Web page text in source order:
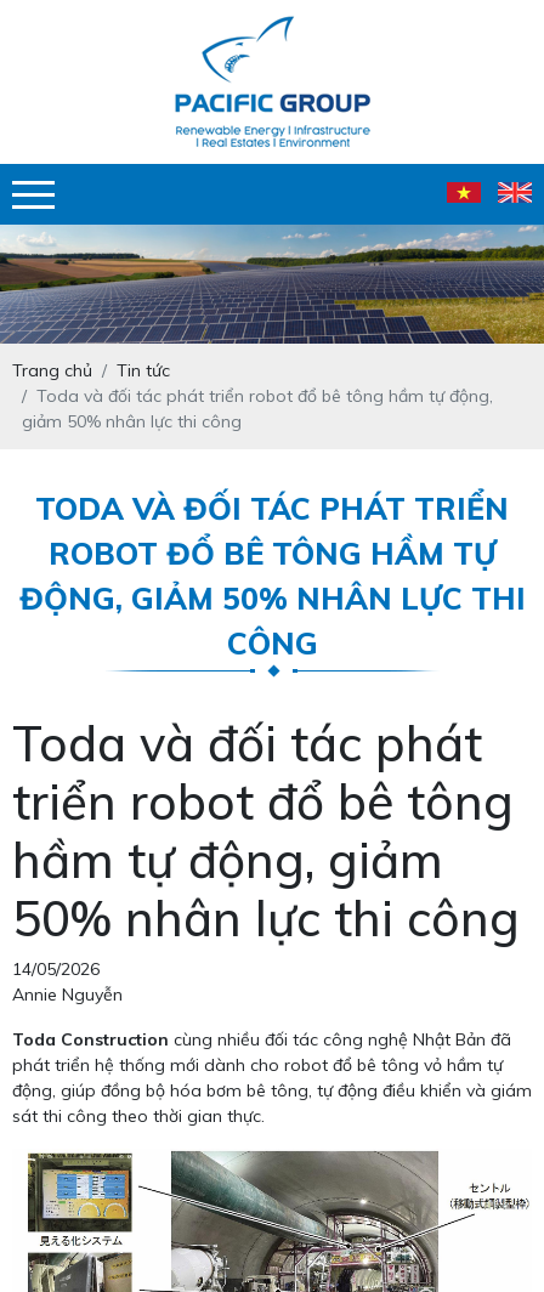
Trang chủ
Tin tức
Toda và đối tác phát triển robot đổ bê tông hầm tự động,
giảm 50% nhân lực thi công
TODA VÀ ĐỐI TÁC PHÁT TRIỂN
ROBOT ĐỔ BÊ TÔNG HẦM TỰ
ĐỘNG, GIẢM 50% NHÂN LỰC THI
CÔNG
Toda và đối tác phát
triển robot đổ bê tông
hầm tự động, giảm
50% nhân lực thi công
14/05/2026
Annie Nguyễn
Toda Construction cùng nhiều đối tác công nghệ Nhật Bản đã
phát triển hệ thống mới dành cho robot đổ bê tông vỏ hầm tự
động, giúp đồng bộ hóa bơm bê tông, tự động điều khiển và giám
sát thi công theo thời gian thực.